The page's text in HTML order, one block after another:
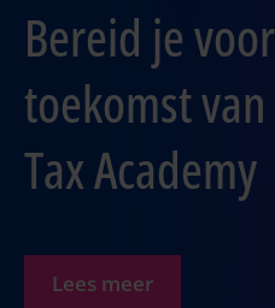
Bereid je
toekomst
Tax Academy
Lees meer